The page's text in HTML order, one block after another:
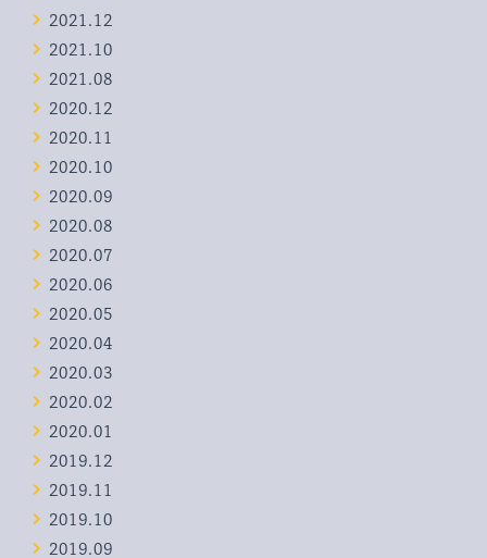
2021.12
2021.10
2021.08
2020.12
2020.11
2020.10
2020.09
2020.08
2020.07
2020.06
2020.05
2020.04
2020.03
2020.02
2020.01
2019.12
2019.11
2019.10
2019.09